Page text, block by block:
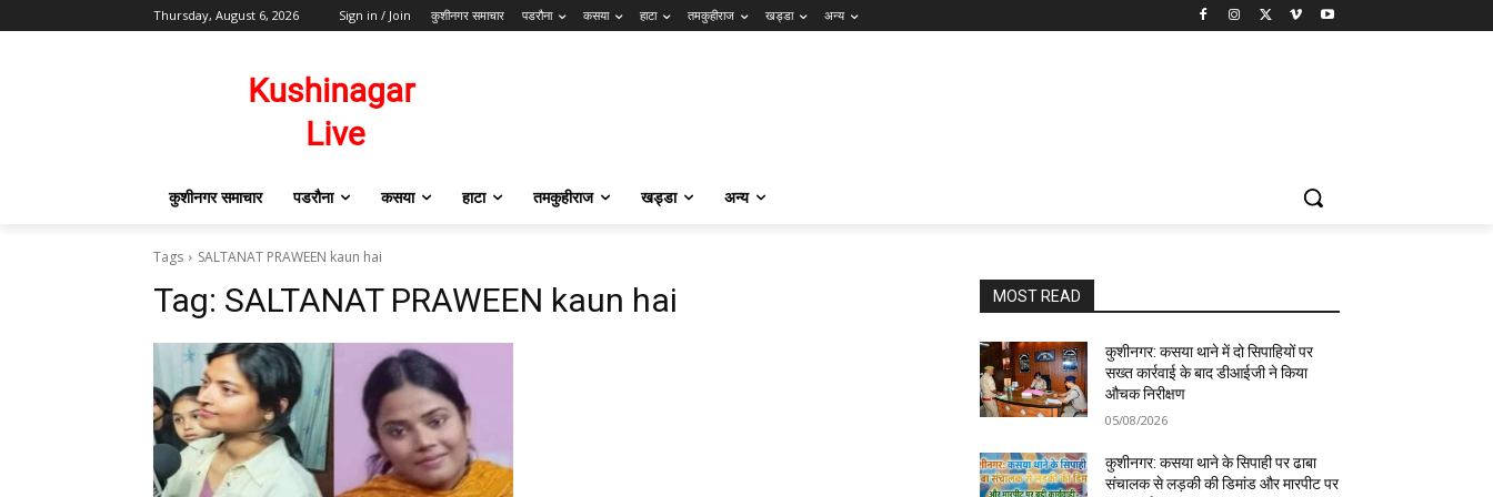
Thursday, August 6, 2026 Sign in / Join कुशीनगर समाचार पडरौना कसया हाटा तमकुहीराज खड्डा अन्य
कुशीनगर समाचार पडरौना कसया हाटा तमकुहीराज खड्डा अन्य
Tags SALTANAT PRAWEEN kaun hai
Tag: SALTANAT PRAWEEN kaun hai MOST READ
कुशीनगर: कसया थाने में दो सिपाहियों पर
सख्त कार्रवाई के बाद डीआईजी ने किया
औचक निरीक्षण
05/08/2026
कुशीनगर: कसया थाने के सिपाही पर ढाबा
संचालक से लड़की की डिमांड और मारपीट पर